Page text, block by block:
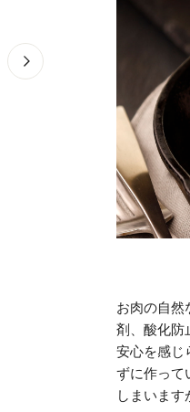
お肉の自然
剤、酸化防
安心を感じ
ずに作って
しまいま